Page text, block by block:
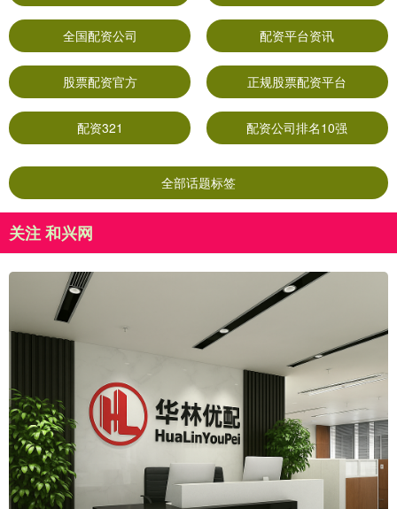
全国配资公司 配资平台资讯
股票配资官方 正规股票配资平台
配资321 配资公司排名10强
全部话题标签
关注 和兴网